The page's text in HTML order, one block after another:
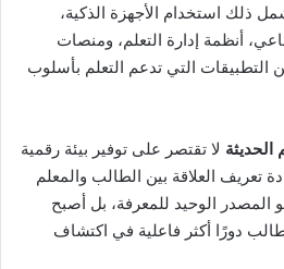
ذلك استخدام الأجهزة الذكية،
أنظمة إدارة التعلم، ومنصات
التطبيقات التي تدعم التعلم بأسلوب
الحديثة لا تقتصر على توفير بيئة رقمية
تعريف العلاقة بين الطالب والمعلم
المصدر الوحيد للمعرفة، بل أصبح
دورًا أكثر فاعلية في اكتشاف